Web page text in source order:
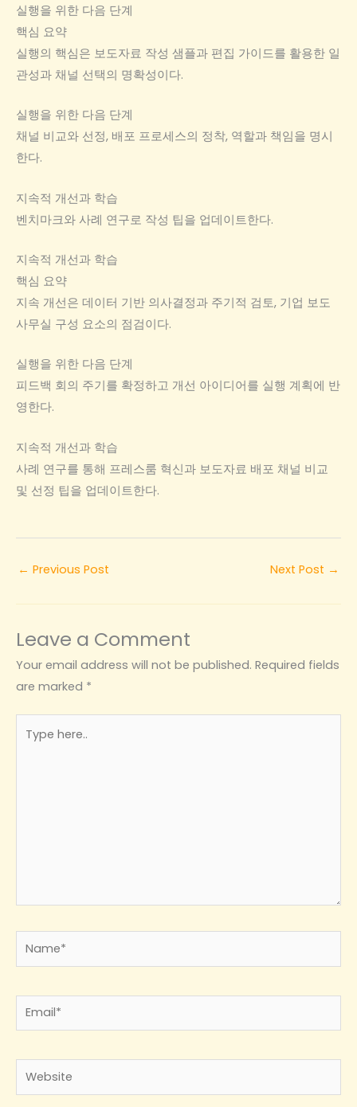
실행을 위한 다음 단계
핵심 요약
실행의 핵심은 보도자료 작성 샘플과 편집 가이드를 활용한 일
관성과 채널 선택의 명확성이다.
실행을 위한 다음 단계
채널 비교와 선정, 배포 프로세스의 정착, 역할과 책임을 명시
한다.
지속적 개선과 학습
벤치마크와 사례 연구로 작성 팁을 업데이트한다.
지속적 개선과 학습
핵심 요약
지속 개선은 데이터 기반 의사결정과 주기적 검토, 기업 보도
사무실 구성 요소의 점검이다.
실행을 위한 다음 단계
피드백 회의 주기를 확정하고 개선 아이디어를 실행 계획에 반
영한다.
지속적 개선과 학습
사례 연구를 통해 프레스룸 혁신과 보도자료 배포 채널 비교
및 선정 팁을 업데이트한다.
← Previous Post Next Post →
Leave a Comment
Your email address will not be published. Required fields
are marked *
here..
Name*
Email*
Website